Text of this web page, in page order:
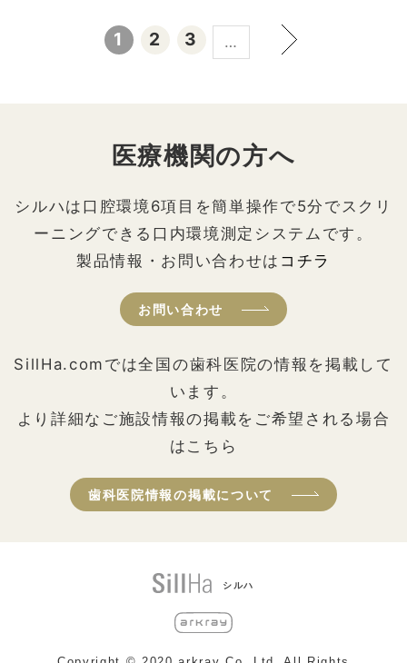
1 2 3 …
医療機関の方へ
シルハは口腔環境6項目を簡単操作で5分でスクリ
ーニングできる口内環境測定システムです。
製品情報・お問い合わせは コチラ
お問い合わせ
SillHa.comでは全国の歯科医院の情報を掲載して
います。
より詳細なご施設情報の掲載をご希望される場合
はこちら
歯科医院情報の掲載について
シルハ